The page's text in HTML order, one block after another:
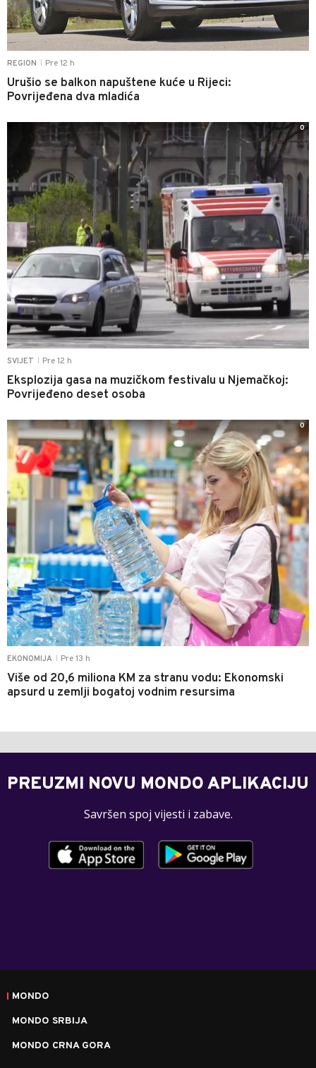
REGION Pre 12 h
Urušio se balkon napuštene kuće u Rijeci:
Povrijeđena dva mladića
SVIJET Pre 12 h
Eksplozija gasa na muzičkom festivalu u Njemačkoj:
Povrijeđeno deset osoba
0
EKONOMIJA Pre 13 h
Više od 20,6 miliona KM za stranu vodu: Ekonomski
apsurd u zemlji bogatoj vodnim resursima
0
PREUZMI NOVU MONDO APLIKACIJU
Savršen spoj vijesti i zabave.
MONDO
MONDO SRBIJA
MONDO CRNA GORA